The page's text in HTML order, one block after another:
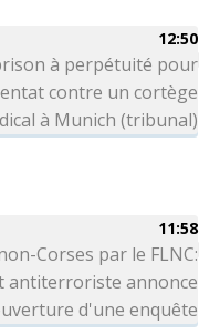
12:50
à perpétuité pour
contre un cortège
à Munich (tribunal)
11:58
Corses par le FLNC:
antiterroriste annonce
d'une enquête